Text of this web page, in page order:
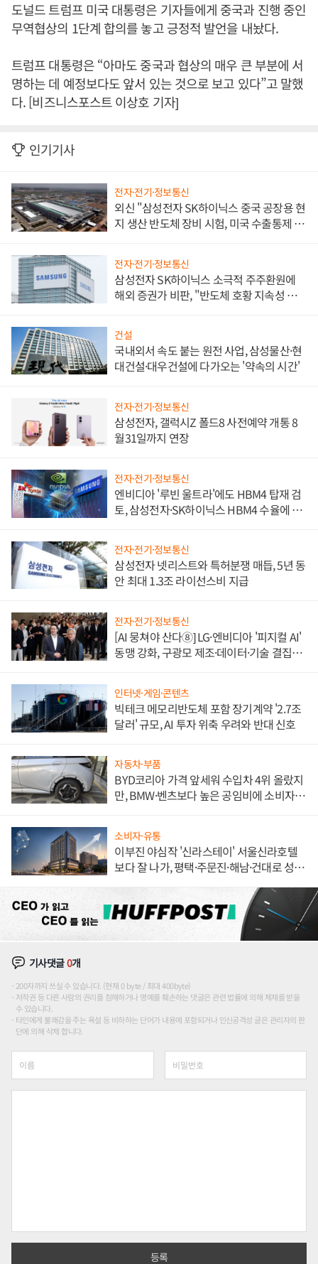
도널드 트럼프 미국 대통령은 기자들에게 중국과 진행 중인
무역협상의 1단계 합의를 놓고 긍정적 발언을 내놨다.
트럼프 대통령은 “아마도 중국과 협상의 매우 큰 부분에 서
명하는 데 예정보다도 앞서 있는 것으로 보고 있다”고 말했
다. [비즈니스포스트 이상호 기자]
인기기사
전자·전기·정보통신
외신 "삼성전자 SK하이닉스 중국 공장용 현
지 생산 반도체 장비 시험, 미국 수출통제 대
전자·전기·정보통신
삼성전자 SK하이닉스 소극적 주주환원에
해외 증권가 비판, "반도체 호황 지속성 의
건설
국내외서 속도 붙는 원전 사업, 삼성물산·현
대건설·대우건설에 다가오는 '약속의 시간'
전자·전기·정보통신
삼성전자, 갤럭시Z 폴드8 사전예약 개통 8
월31일까지 연장
전자·전기·정보통신
엔비디아 '루빈 울트라'에도 HBM4 탑재 검
토, 삼성전자·SK하이닉스 HBM4 수율에 주
전자·전기·정보통신
삼성전자 넷리스트와 특허분쟁 매듭, 5년 동
안 최대 1.3조 라이선스비 지급
전자·전기·정보통신
[AI 뭉쳐야 산다⑧] LG·엔비디아 '피지컬 AI'
동맹 강화, 구광모 제조·데이터·기술 결집
인터넷·게임·콘텐츠
빅테크 메모리반도체 포함 장기계약 '2.7조
달러' 규모, AI 투자 위축 우려와 반대 신호
자동차·부품
BYD코리아 가격 앞세워 수입차 4위 올랐지
만, BMW·벤츠보다 높은 공임비에 소비자
소비자·유통
이부진 야심작 '신라스테이' 서울신라호텔
보다 잘 나가, 평택·주문진·해남·건대로 성
기사댓글0개
200자까지 쓰실 수 있습니다. (현재 0 byte / 최대 400byte)
저작권 등 다른 사람의 권리를 침해하거나 명예를 훼손하는 댓글은 관련 법률에 의해 제재를 받을
수 있습니다.
타인에게 불쾌감을 주는 욕설 등 비하하는 단어가 내용에 포함되거나 인신공격성 글은 관리자의 판
단에 의해 삭제 합니다.